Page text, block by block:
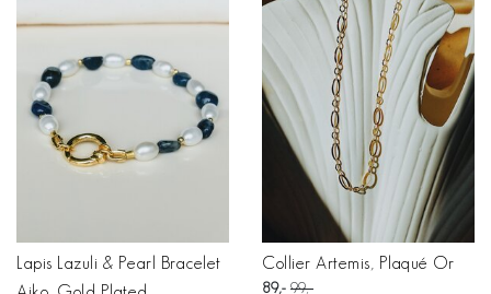
Lapis Lazuli & Pearl Bracelet
Collier Artemis, Plaqué Or
89 99